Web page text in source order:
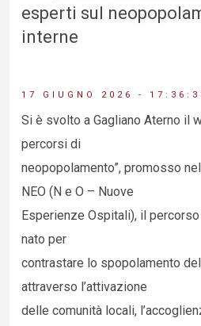
esperti sul
interne
17 GIUGNO 2026 -
Si è svolto a Gagliano Aterno il
percorsi di
neopopolamento”, promosso
NEO (N e O – Nuove
Esperienze Ospitali), il
nato per
contrastare lo spopolamento
attraverso l’attivazione
delle comunità locali,